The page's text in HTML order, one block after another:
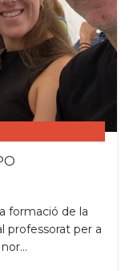
formació de la
professorat per a